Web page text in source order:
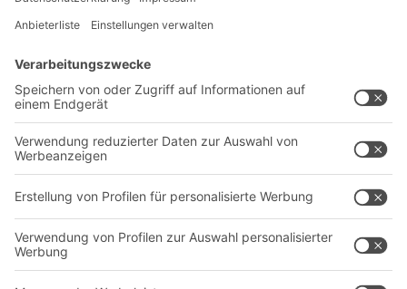
Lösungen
Intralogistiklösungen
Regalsysteme
Transportsysteme
Dienstleistungen
Kontaktformular
Unternehmen
Über uns
Follow us